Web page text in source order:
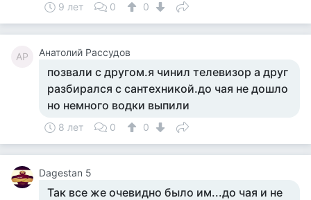
9 лет 0 0
АР Анатолий Рассудов
позвали с другом.я чинил телевизор а друг
разбирался с сантехникой.до чая не дошло
но немного водки выпили
8 лет 0 0
Dagestan 5
Так все же очевидно было им...до чая и не